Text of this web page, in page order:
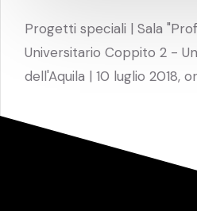
Progetti speciali | Sala
Universitario Coppito 2 -
dell'Aquila | 10 luglio 2018,